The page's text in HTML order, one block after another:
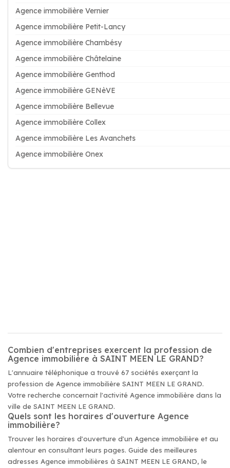
Agence immobilière Vernier
Agence immobilière Petit-Lancy
Agence immobilière Chambésy
Agence immobilière Châtelaine
Agence immobilière Genthod
Agence immobilière GENèVE
Agence immobilière Bellevue
Agence immobilière Collex
Agence immobilière Les Avanchets
Agence immobilière Onex
Combien d'entreprises exercent la profession de
Agence immobilière à SAINT MEEN LE GRAND?
L'annuaire téléphonique a trouvé 67 sociétés exerçant la
profession de Agence immobilière SAINT MEEN LE GRAND.
Votre recherche concernait l'activité Agence immobilière dans la
ville de SAINT MEEN LE GRAND.
Quels sont les horaires d'ouverture Agence
immobilière?
Trouver les horaires d'ouverture d'un Agence immobilière et au
alentour en consultant leurs pages. Guide des meilleures
adresses Agence immobilières à SAINT MEEN LE GRAND, le